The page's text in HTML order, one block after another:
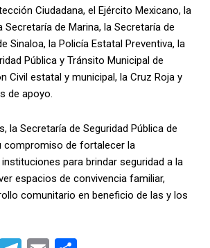
Ciudadana, el Ejército Mexicano, la
Secretaría de Marina, la Secretaría de
Sinaloa, la Policía Estatal Preventiva, la
Pública y Tránsito Municipal de
Civil estatal y municipal, la Cruz Roja y
de apoyo.
la Secretaría de Seguridad Pública de
compromiso de fortalecer la
para brindar seguridad a la
espacios de convivencia familiar,
comunitario en beneficio de las y los